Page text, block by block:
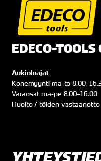
EDECO-TOOLS
Aukioloajat
Konemyynti ma-to 8.00–
Varaosat ma-pe 8.00–16.00
Huolto / töiden vastaanotto